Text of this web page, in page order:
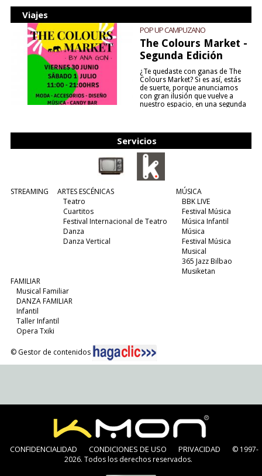
Viajes
POP UP CAMPUZANO
The Colours Market -
Segunda Edición
¿Te quedaste con ganas de The
Colours Market? Si es así, estás
de suerte, porque anunciamos
con gran ilusión que vuelve a
nuestro espacio, en una segunda
Servicios
STREAMING
ARTES ESCÉNICAS
Teatro
Cuartitos
Festival Internacional de Teatro
Danza
Danza Vertical
MÚSICA
BBK LIVE
Festival Música
Música Infantil
Música
Festival Música
Musical
365 Jazz Bilbao
Musiketan
FAMILIAR
Musical Familiar
DANZA FAMILIAR
Infantil
Taller Infantil
Opera Txiki
© Gestor de contenidos
CONFIDENCIALIDAD CONDICIONES DE USO PRIVACIDAD
© 1997-
2026. Todos los derechos reservados.